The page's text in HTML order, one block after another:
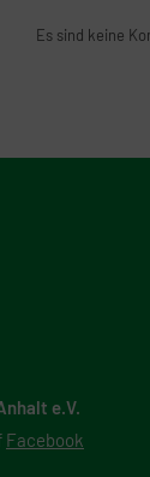
Es sind keine
e.V.
Facebook